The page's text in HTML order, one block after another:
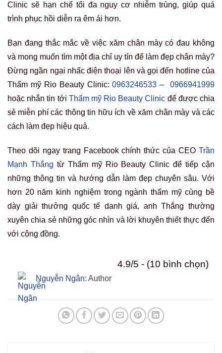
Clinic sẽ hạn chế tối đa nguy cơ nhiễm trùng, giúp quá
trình phục hồi diễn ra êm ái hơn.
Bạn đang thắc mắc về việc xăm chân mày có đau không
và mong muốn tìm một địa chỉ uy tín để làm đẹp chân mày?
Đừng ngần ngại nhấc điện thoại lên và gọi đến hotline của
Thẩm mỹ Rio Beauty Clinic:0963246533 – 0966941999
hoặc nhắn tin tới Thẩm mỹ Rio Beauty Clinic để được chia
sẻ miễn phí các thông tin hữu ích về xăm chân mày và các
cách làm đẹp hiệu quả.
Theo dõi ngay trang Facebook chính thức của CEO Trần
Mạnh Thắng từ Thẩm mỹ Rio Beauty Clinic để tiếp cận
những thông tin và hướng dẫn làm đẹp chuyên sâu. Với
hơn 20 năm kinh nghiệm trong ngành thẩm mỹ cùng bề
dày giải thưởng quốc tế danh giá, anh Thắng thường
xuyên chia sẻ những góc nhìn và lời khuyên thiết thực đến
với cộng đồng.
4.9/5 - (10 bình chọn)
Nguyễn Ngân: Author